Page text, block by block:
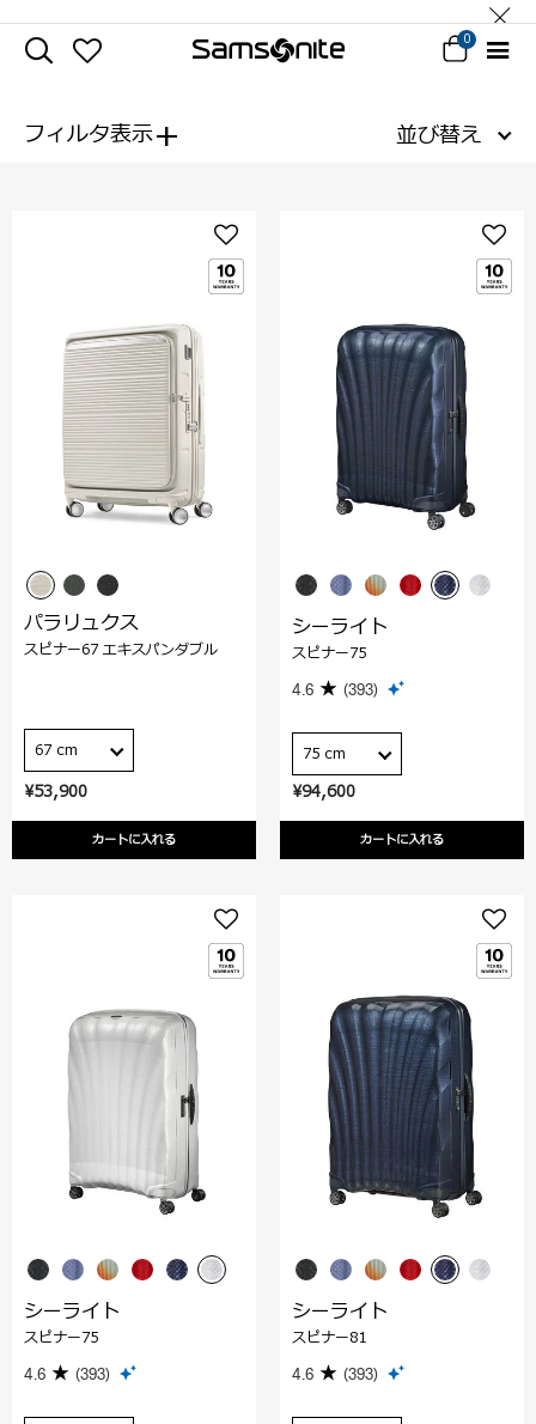
0
フィルタ表示+ 並び替え
¥53,900
カートに入れる
パラリュクス
スピナー67 エキスパンダブル
67 cm
¥94,600
カートに入れる
シーライト
スピナー75
4.6 (393)
75 cm
シーライト
スピナー75
4.6 (393)
シーライト
スピナー81
4.6 (393)